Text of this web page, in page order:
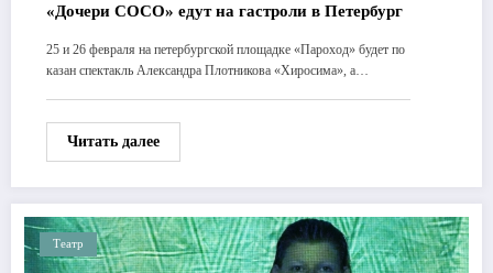
«Дочери СОСО» едут на гастроли в Петербург
25 и 26 февраля на петербургской площадке «Пароход» будет по
казан спектакль Александра Плотникова «Хиросима», а…
Читать далее
Театр